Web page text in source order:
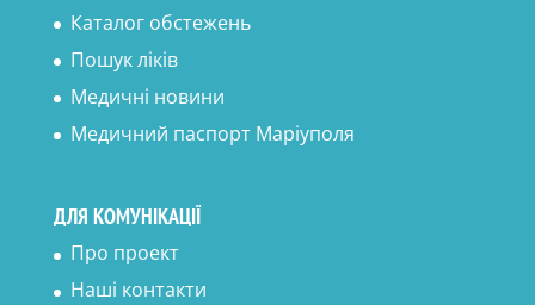
Каталог обстежень
Пошук ліків
Медичні новини
Медичний паспорт Маріуполя
ДЛЯ КОМУНІКАЦІЇ
Про проект
Наші контакти